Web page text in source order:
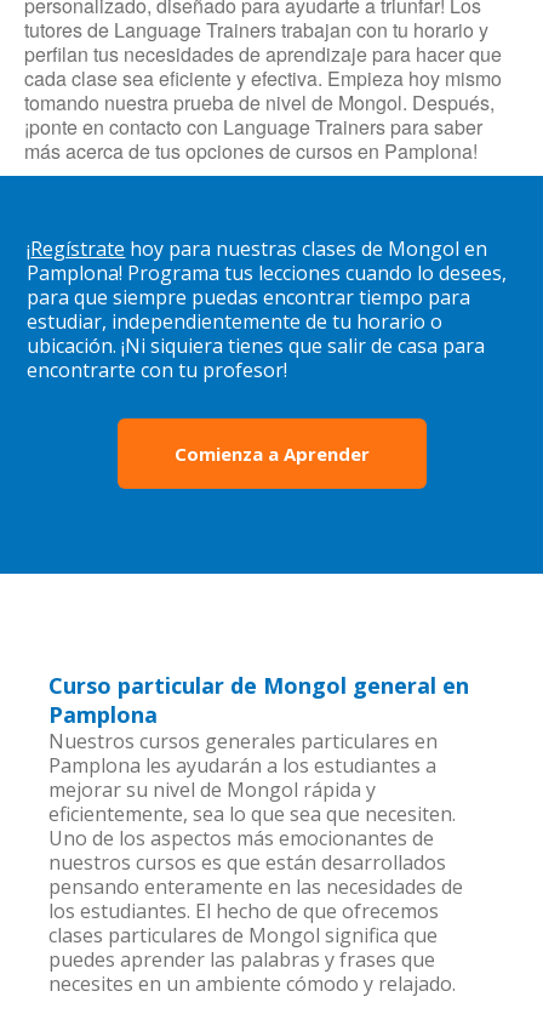
tutores de Language Trainers trabajan con tu horario y
perfilan tus necesidades de aprendizaje para hacer que
cada clase sea eficiente y efectiva. Empieza hoy mismo
tomando nuestra prueba de nivel de Mongol. Después,
¡ponte en contacto con Language Trainers para saber
más acerca de tus opciones de cursos en Pamplona!
¡Regístrate hoy para nuestras clases de Mongol en
Pamplona! Programa tus lecciones cuando lo desees,
para que siempre puedas encontrar tiempo para
estudiar, independientemente de tu horario o
ubicación. ¡Ni siquiera tienes que salir de casa para
encontrarte con tu profesor!
Comienza a Aprender
Curso particular de Mongol general en
Pamplona
Nuestros cursos generales particulares en
Pamplona les ayudarán a los estudiantes a
mejorar su nivel de Mongol rápida y
eficientemente, sea lo que sea que necesiten.
Uno de los aspectos más emocionantes de
nuestros cursos es que están desarrollados
pensando enteramente en las necesidades de
los estudiantes. El hecho de que ofrecemos
clases particulares de Mongol significa que
puedes aprender las palabras y frases que
necesites en un ambiente cómodo y relajado.